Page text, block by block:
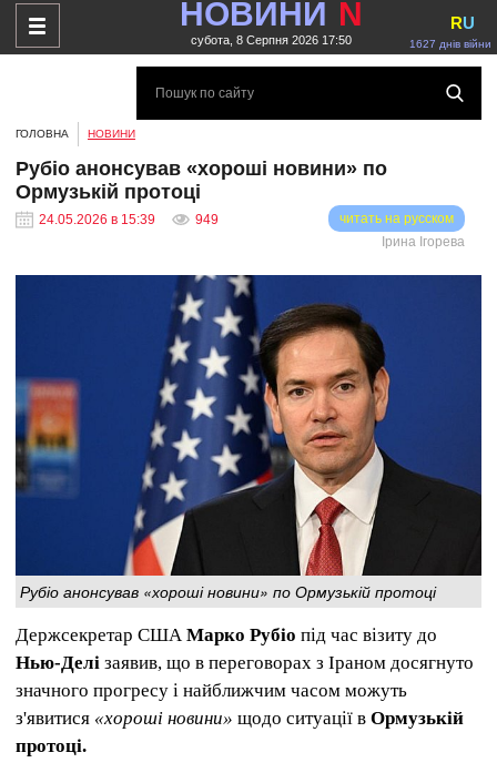
НОВИНИ N
субота, 8 Серпня 2026 17:50 1627 днів війни
RU
ГОЛОВНА НОВИНИ
Рубіо анонсував «хороші новини» по
Ормузькій протоці
24.05.2026 в 15:39 949
читать на русском
Ірина Ігорева
Рубіо анонсував «хороші новини» по Ормузькій протоці
Держсекретар США Марко Рубіо під час візиту до
Нью-Делі заявив, що в переговорах з Іраном досягнуто
значного прогресу і найближчим часом можуть
з'явитися «хороші новини» щодо ситуації в Ормузькій
протоці.